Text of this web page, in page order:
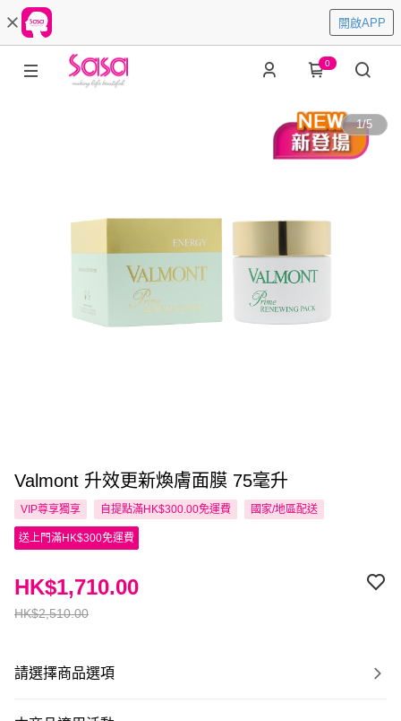
開啟APP
0
1/5
Valmont 升效更新煥膚面膜 75毫升
VIP尊享獨享 自提點滿HK$300.00免運費 國家/地區配送
送上門滿HK$300免運費
HK$2,510.00
HK$1,710.00
請選擇商品選項